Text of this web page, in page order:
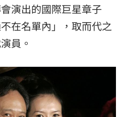
演出的國際巨星章子
在名單內」，取而代之
員。